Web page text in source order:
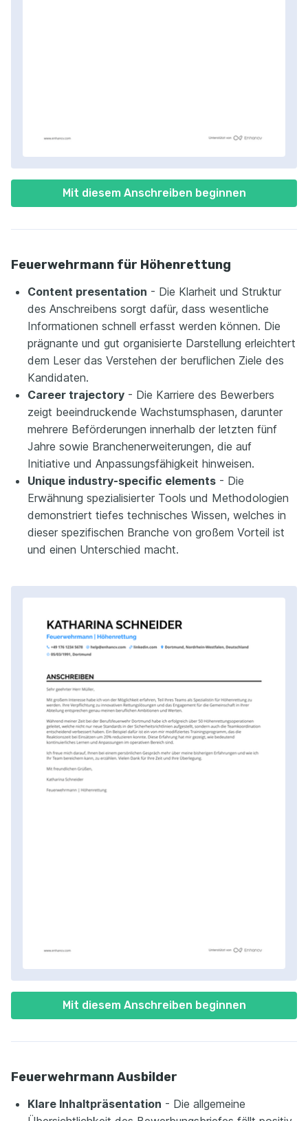
Mit diesem Anschreiben beginnen
Mit diesem Anschreiben beginnen
Feuerwehrmann für Höhenrettung
Content presentation - Die Klarheit und Struktur
des Anschreibens sorgt dafür, dass wesentliche
Informationen schnell erfasst werden können. Die
prägnante und gut organisierte Darstellung erleichtert
dem Leser das Verstehen der beruflichen Ziele des
Kandidaten.
Career trajectory - Die Karriere des Bewerbers
zeigt beeindruckende Wachstumsphasen, darunter
mehrere Beförderungen innerhalb der letzten fünf
Jahre sowie Branchenerweiterungen, die auf
Initiative und Anpassungsfähigkeit hinweisen.
Unique industry-specific elements - Die
Erwähnung spezialisierter Tools und Methodologien
demonstriert tiefes technisches Wissen, welches in
dieser spezifischen Branche von großem Vorteil ist
und einen Unterschied macht.
Feuerwehrmann Ausbilder
Klare Inhaltpräsentation - Die allgemeine